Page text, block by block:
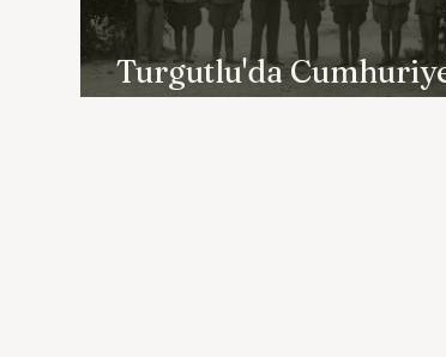
Turgutlu'da
Yıl Kutlamaları